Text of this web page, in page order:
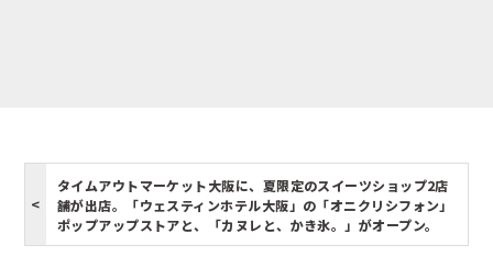
タイムアウトマーケット大阪に、夏限定のスイーツショップ2店
舗が出店。「ウェスティンホテル大阪」の「オニクリシフォン」
ポップアップストアと、「カヌレと、かき氷。」がオープン。